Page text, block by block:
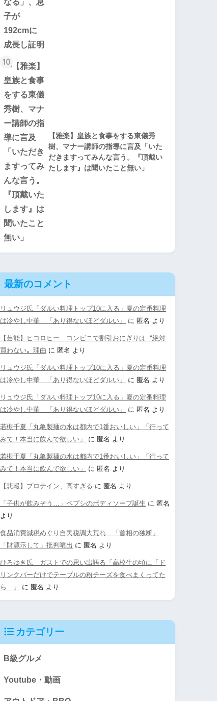
10
【雅楽】皇族と食事をする東儀秀
樹、マナー講師の指導に言及「いた
だきますってみんな言う。『頂戴い
たします』は聞いたこと無い」
最新のコメント
リュウジ氏「ダルい料理トップ10に入る」夏の定番料理
は冷やし中華 「あり得ないほどダルい」
に 匿名 より
【芸能】ヒコロヒー コンビニで割引おにぎりは〝絶対
買わない〟理由 に 匿名 より
リュウジ氏「ダルい料理トップ10に入る」夏の定番料理
は冷やし中華 「あり得ないほどダルい」
に 匿名 より
リュウジ氏「ダルい料理トップ10に入る」夏の定番料理
は冷やし中華 「あり得ないほどダルい」
に 匿名 より
若槻千夏「丸亀製麺の水は都内で1番おいしい」「行って
みて！本当に飲んで欲しい」
に 匿名 より
若槻千夏「丸亀製麺の水は都内で1番おいしい」「行って
みて！本当に飲んで欲しい」
に 匿名 より
【悲報】プロテイン、高すぎる に 匿名 より
「子供が飲みそう…」ペプシのボディソープ誕生 に 匿名
より
食品消費減税めぐり自民税調大荒れ 「首相の独断」
「財源示して」批判噴出 に 匿名 より
ひろゆき氏 ガストでの思い出語る「高校生の頃に「ド
リンクバーだけでテーブルの粉チーズを食べまくってた
ら…」
に 匿名 より
カテゴリー
B級グルメ
Youtube・動画